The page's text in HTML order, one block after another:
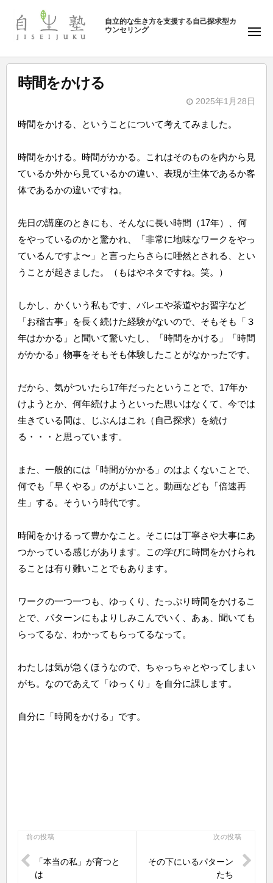
ン
自
塾
自立的な生き方を支援する自己探求型カ
ウンセリング
メ
ュ
ー
時間をかける
2025年1月28日
生
塾
時間をかける、ということについて考えてみました。
時間をかける。時間がかかる。これはそのものを内から見
ているか外から見ているかの違い、表現が主体であるか客
体であるかの違いですね。
先日の講座のときにも、そんなに長い時間（17年）、何
をやっているのかと驚かれ、「非常に地味なワークをやっ
ているんですよ〜」と言ったらさらに唖然とされる、とい
うことが起きました。（もはやネタですね。笑。）
しかし、かくいう私もです、バレエや茶道やお習字など
「お稽古事」を長く続けた経験がないので、そもそも「３
年はかかる」と聞いて驚いたし、「時間をかける」「時間
がかかる」物事をそもそも体験したことがなかったです。
だから、気がついたら17年だったということで、17年か
けようとか、何年続けようといった思いはなくて、今では
生きている間は、じぶんはこれ（自己探求）を続け
る・・・と思っています。
また、一般的には「時間がかかる」のはよくないことで、
何でも「早くやる」のがよいこと。動画なども「倍速再
生」する。そういう時代です。
時間をかけるって豊かなこと。そこには丁寧さや大事にあ
つかっている感じがあります。この学びに時間をかけられ
ることは有り難いことでもあります。
ワークの一つ一つも、ゆっくり、たっぷり時間をかけるこ
とで、パターンにもよりしみこんでいく、あぁ、聞いても
らってるな、わかってもらってるなって。
わたしは気が急くほうなので、ちゃっちゃとやってしまい
がち。なのであえて「ゆっくり」を自分に課します。
自分に「時間をかける」です。
投
稿
前の投稿
「本当の私」が育つと
は
次の投稿
その下にいるパターン
たち